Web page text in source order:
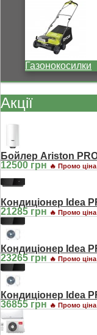
Газонокосилки
Акції
Бойлер Ariston
12500 грн 🔥 Промо ціна
Кондиціонер Idea
21285 грн 🔥 Промо ціна
Кондиціонер Idea
23265 грн 🔥 Промо ціна
Кондиціонер Idea
36855 грн 🔥 Промо ціна